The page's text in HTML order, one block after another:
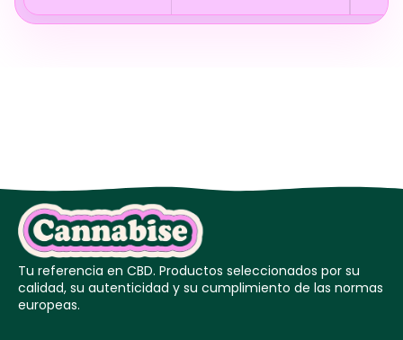
Tu referencia en CBD. Productos seleccionados por su
calidad, su autenticidad y su cumplimiento de las normas
europeas.